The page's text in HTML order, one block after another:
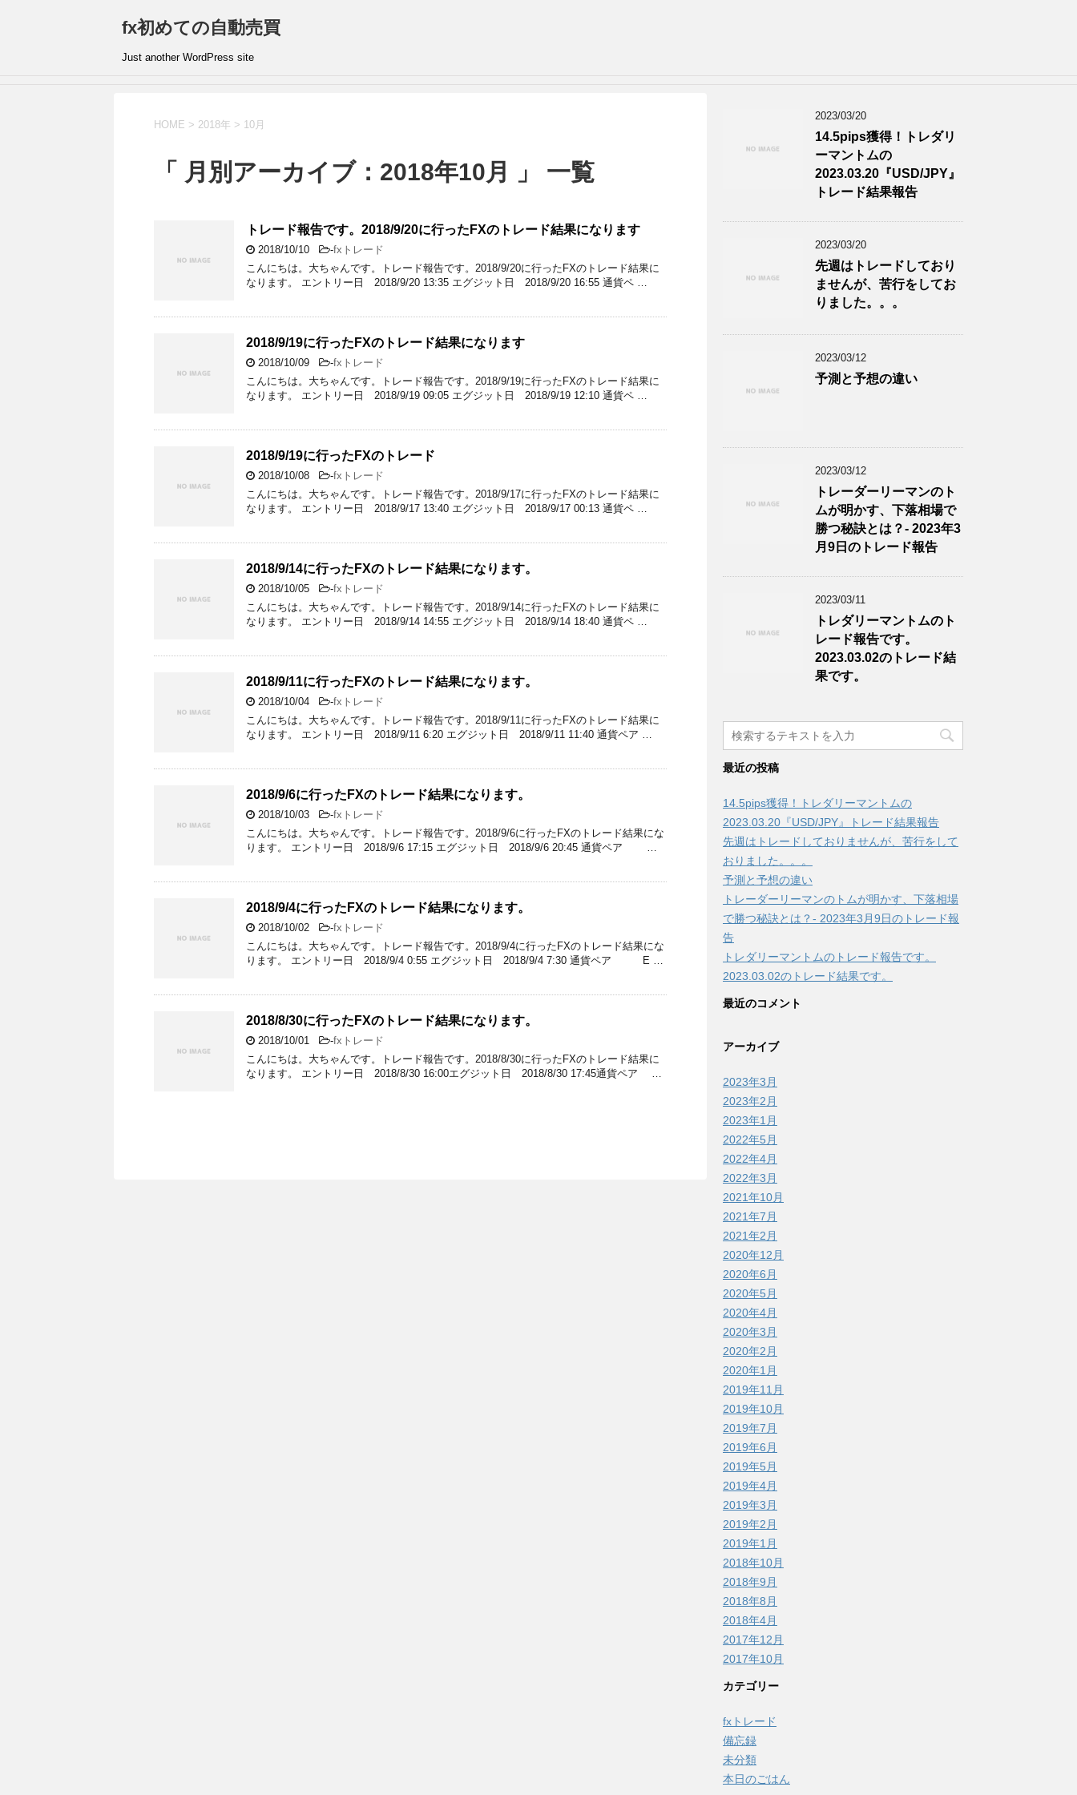
fx初めての自動売買
Just another WordPress site
HOME > 2018年 > 10月
「 月別アーカイブ：2018年10月 」 一覧
トレード報告です。2018/9/20に行ったFXのトレード結果になります
2018/10/10 -fxトレード
こんにちは。大ちゃんです。トレード報告です。2018/9/20に行ったFXのトレード結果に
なります。 エントリー日 2018/9/20 13:35 エグジット日 2018/9/20 16:55 通貨ペ …
2018/9/19に行ったFXのトレード結果になります
2018/10/09 -fxトレード
こんにちは。大ちゃんです。トレード報告です。2018/9/19に行ったFXのトレード結果に
なります。 エントリー日 2018/9/19 09:05 エグジット日 2018/9/19 12:10 通貨ペ …
2018/9/19に行ったFXのトレード
2018/10/08 -fxトレード
こんにちは。大ちゃんです。トレード報告です。2018/9/17に行ったFXのトレード結果に
なります。 エントリー日 2018/9/17 13:40 エグジット日 2018/9/17 00:13 通貨ペ …
2018/9/14に行ったFXのトレード結果になります。
2018/10/05 -fxトレード
こんにちは。大ちゃんです。トレード報告です。2018/9/14に行ったFXのトレード結果に
なります。 エントリー日 2018/9/14 14:55 エグジット日 2018/9/14 18:40 通貨ペ …
2018/9/11に行ったFXのトレード結果になります。
2018/10/04 -fxトレード
こんにちは。大ちゃんです。トレード報告です。2018/9/11に行ったFXのトレード結果に
なります。 エントリー日 2018/9/11 6:20 エグジット日 2018/9/11 11:40 通貨ペア …
2018/9/6に行ったFXのトレード結果になります。
2018/10/03 -fxトレード
こんにちは。大ちゃんです。トレード報告です。2018/9/6に行ったFXのトレード結果にな
ります。 エントリー日 2018/9/6 17:15 エグジット日 2018/9/6 20:45 通貨ペア …
2018/9/4に行ったFXのトレード結果になります。
2018/10/02 -fxトレード
こんにちは。大ちゃんです。トレード報告です。2018/9/4に行ったFXのトレード結果にな
ります。 エントリー日 2018/9/4 0:55 エグジット日 2018/9/4 7:30 通貨ペア E …
2018/8/30に行ったFXのトレード結果になります。
2018/10/01 -fxトレード
こんにちは。大ちゃんです。トレード報告です。2018/8/30に行ったFXのトレード結果に
なります。 エントリー日 2018/8/30 16:00エグジット日 2018/8/30 17:45通貨ペア …
2023/03/20
14.5pips獲得！トレダリ
ーマントムの
2023.03.20『USD/JPY』
トレード結果報告
2023/03/20
先週はトレードしており
ませんが、苦行をしてお
りました。。。
2023/03/12
予測と予想の違い
2023/03/12
トレーダーリーマンのト
ムが明かす、下落相場で
勝つ秘訣とは？- 2023年3
月9日のトレード報告
2023/03/11
トレダリーマントムのト
レード報告です。
2023.03.02のトレード結
果です。
最近の投稿
14.5pips獲得！トレダリーマントムの
2023.03.20『USD/JPY』トレード結果報告
先週はトレードしておりませんが、苦行をして
おりました。。。
予測と予想の違い
トレーダーリーマンのトムが明かす、下落相場
で勝つ秘訣とは？- 2023年3月9日のトレード報
告
トレダリーマントムのトレード報告です。
2023.03.02のトレード結果です。
最近のコメント
アーカイブ
2023年3月
2023年2月
2023年1月
2022年5月
2022年4月
2022年3月
2021年10月
2021年7月
2021年2月
2020年12月
2020年6月
2020年5月
2020年4月
2020年3月
2020年2月
2020年1月
2019年11月
2019年10月
2019年7月
2019年6月
2019年5月
2019年4月
2019年3月
2019年2月
2019年1月
2018年10月
2018年9月
2018年8月
2018年4月
2017年12月
2017年10月
カテゴリー
fxトレード
備忘録
未分類
本日のごはん